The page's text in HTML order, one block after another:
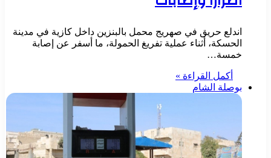
اندلع حريق في صهريج محمل بالبنزين داخل كازية في مدينة
الحسكة، أثناء عملية تفريغ الحمولة، ما أسفر عن إصابة
خمسة…
أكمل القراءة »
بوصلة الشام